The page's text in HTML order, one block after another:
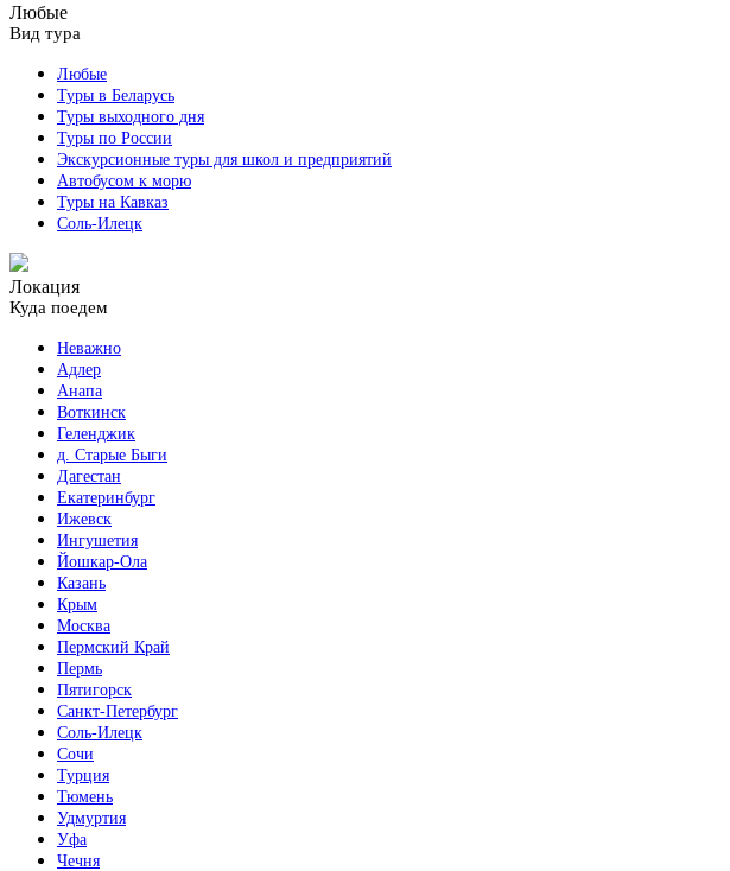
Любые
Вид тура
Любые
Туры в Беларусь
Туры выходного дня
Туры по России
Экскурсионные туры для школ и предприятий
Автобусом к морю
Туры на Кавказ
Соль-Илецк
Локация
Куда поедем
Неважно
Адлер
Анапа
Воткинск
Геленджик
д. Старые Быги
Дагестан
Екатеринбург
Ижевск
Ингушетия
Йошкар-Ола
Казань
Крым
Москва
Пермский Край
Пермь
Пятигорск
Санкт-Петербург
Соль-Илецк
Сочи
Турция
Тюмень
Удмуртия
Уфа
Чечня